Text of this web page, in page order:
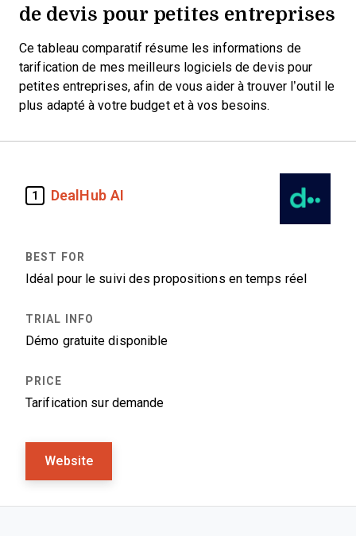
de devis pour petites entreprises
Ce tableau comparatif résume les informations de
tarification de mes meilleurs logiciels de devis pour
petites entreprises, afin de vous aider à trouver l’outil le
plus adapté à votre budget et à vos besoins.
1 DealHub AI
Idéal pour le suivi des propositions en temps réel
Démo gratuite disponible
Tarification sur demande
Website